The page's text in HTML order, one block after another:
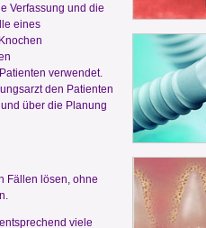
Verfassung und die
eines
verwendet.
den Patienten
über die Planung
Fällen lösen, ohne
viele